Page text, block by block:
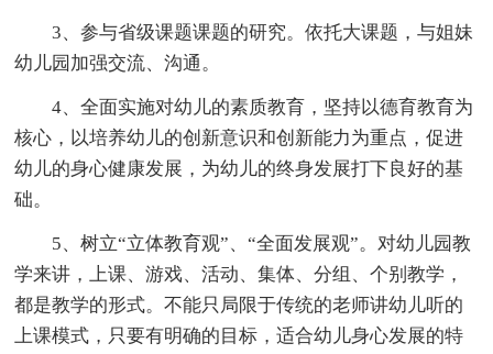
3、参与省级课题课题的研究。依托大课题，与姐妹
幼儿园加强交流、沟通。
4、全面实施对幼儿的素质教育，坚持以德育教育为
核心，以培养幼儿的创新意识和创新能力为重点，促进
幼儿的身心健康发展，为幼儿的终身发展打下良好的基
础。
5、树立“立体教育观”、“全面发展观”。对幼儿园教
学来讲，上课、游戏、活动、集体、分组、个别教学，
都是教学的形式。不能只局限于传统的老师讲幼儿听的
上课模式，只要有明确的目标，适合幼儿身心发展的特